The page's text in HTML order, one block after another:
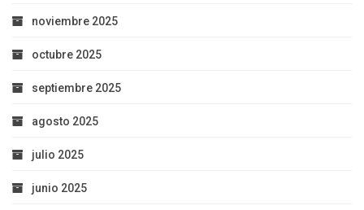
noviembre 2025
octubre 2025
septiembre 2025
agosto 2025
julio 2025
junio 2025